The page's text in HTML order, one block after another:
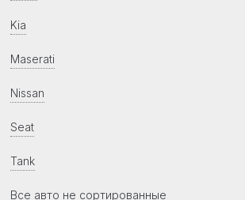
Kia
Maserati
Nissan
Seat
Tank
Все авто не сортированные